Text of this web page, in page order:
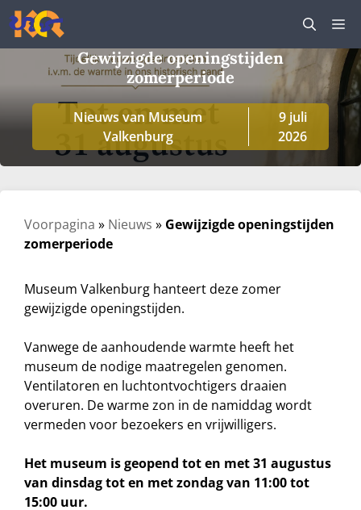
Ga
naar
de
Gewijzigde openingstijden
zomerperiode
Nieuws van Museum
Valkenburg
9 juli
2026
Voorpagina » Nieuws » Gewijzigde openingstijden
zomerperiode
Museum Valkenburg hanteert deze zomer
gewijzigde openingstijden.
Vanwege de aanhoudende warmte heeft het
museum de nodige maatregelen genomen.
Ventilatoren en luchtontvochtigers draaien
overuren. De warme zon in de namiddag wordt
vermeden voor bezoekers en vrijwilligers.
Het museum is geopend tot en met 31 augustus
van dinsdag tot en met zondag van 11:00 tot
15:00 uur.